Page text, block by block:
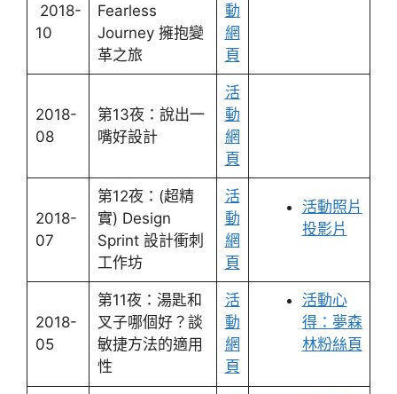
2018-
10
Fearless
Journey 擁抱變
革之旅
動
網
頁
2018-
08
第13夜：說出一
嘴好設計
活
動
網
頁
2018-
07
第12夜：(超精
實) Design
Sprint 設計衝刺
工作坊
活
動
網
頁
活動照片
投影片
2018-
05
第11夜：湯匙和
叉子哪個好？談
敏捷方法的適用
性
活
動
網
頁
活動心
得：夢森
林粉絲頁